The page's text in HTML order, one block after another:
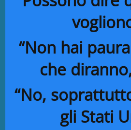
“Non hai
che
“No,
gli Stati